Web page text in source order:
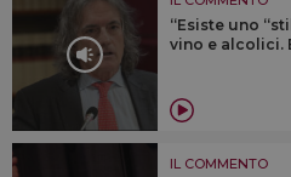
“Esiste uno
vino e alcolici.
IL COMMENTO